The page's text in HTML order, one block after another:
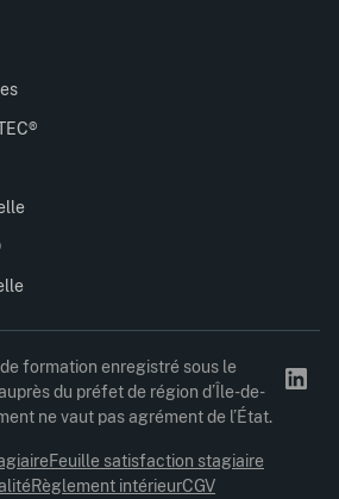
formation enregistré sous le
du préfet de région d’Île-de-
ne vaut pas agrément de l’État.
Feuille satisfaction stagiaire
Règlement intérieurCGV